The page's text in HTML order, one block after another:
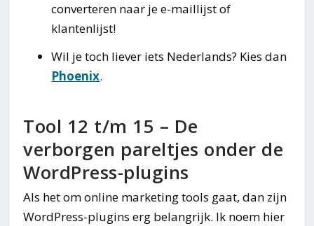
converteren naar je e-maillijst of
klantenlijst!
Wil je toch liever iets Nederlands? Kies dan
Phoenix.
Tool 12 t/m 15 – De
verborgen pareltjes onder de
WordPress-plugins
Als het om online marketing tools gaat, dan zijn
WordPress-plugins erg belangrijk. Ik noem hier